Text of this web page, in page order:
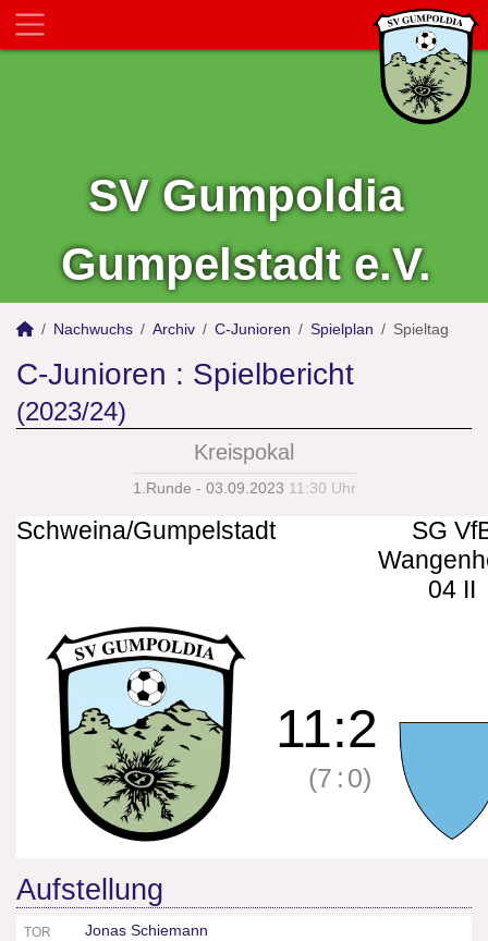
SV Gumpoldia
Gumpelstadt e.V.
Nachwuchs Archiv C-Junioren Spielplan Spieltag
C-Junioren : Spielbericht
(2023/24)
Kreispokal
1.Runde - 03.09.2023 11:30 Uhr
Schweina/Gumpelstadt
SG
04 II
11:2
(7 : 0)
Aufstellung
TOR Jonas Schiemann